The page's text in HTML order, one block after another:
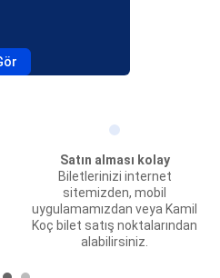
Satın alması kolay
Biletlerinizi internet
sitemizden, mobil
uygulamamızdan veya Kamil
Koç bilet satış noktalarından
alabilirsiniz.